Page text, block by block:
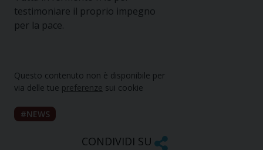
testimoniare il proprio impegno
per la pace.
Questo contenuto non è disponibile per
via delle tue preferenze sui cookie
NEWS
CONDIVIDI SU